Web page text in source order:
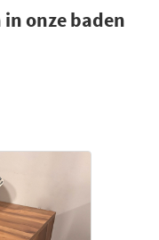
onze baden